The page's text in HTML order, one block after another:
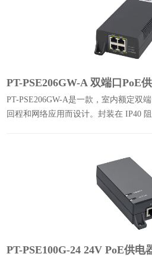
PT-PSE206GW-A 双端口PoE
PT-PSE206GW-A是一款，室内额定双
回程和网络应用而设计。封装在 IP40
PT-PSE100G-24 24V PoE供电